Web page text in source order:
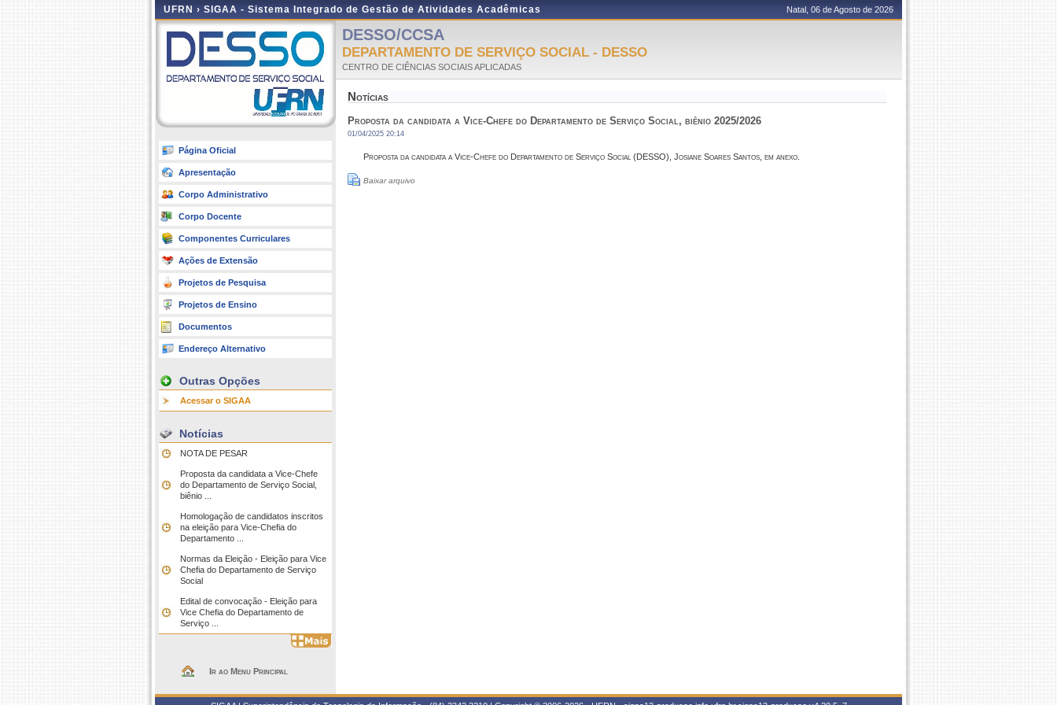
UFRN › SIGAA - Sistema Integrado de Gestão de Atividades Acadêmicas Natal, 06 de Agosto de 2026
Página Oficial
Apresentação
Corpo Administrativo
Corpo Docente
Componentes Curriculares
Ações de Extensão
Projetos de Pesquisa
Projetos de Ensino
Documentos
Endereço Alternativo
Outras Opções
Acessar o SIGAA
Notícias
NOTA DE PESAR
Proposta da candidata a Vice-Chefe
do Departamento de Serviço Social,
biênio ...
Homologação de candidatos inscritos
na eleição para Vice-Chefia do
Departamento ...
Normas da Eleição - Eleição para Vice
Chefia do Departamento de Serviço
Social
Edital de convocação - Eleição para
Vice Chefia do Departamento de
Serviço ...
Ir ao Menu Principal
DESSO/CCSA
DEPARTAMENTO DE SERVIÇO SOCIAL - DESSO
CENTRO DE CIÊNCIAS SOCIAIS APLICADAS
Notícias
Proposta da candidata a Vice-Chefe do Departamento de Serviço Social, biênio 2025/2026
01/04/2025 20:14
Proposta da candidata a Vice-Chefe do Departamento de Serviço Social (DESSO), Josiane Soares Santos, em anexo.
Baixar arquivo